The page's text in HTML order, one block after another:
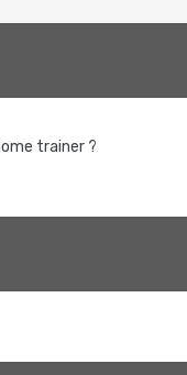
trainer ?